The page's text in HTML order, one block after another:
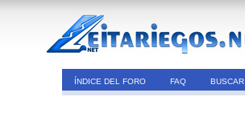
ÍNDICE DEL FORO FAQ BUSCAR